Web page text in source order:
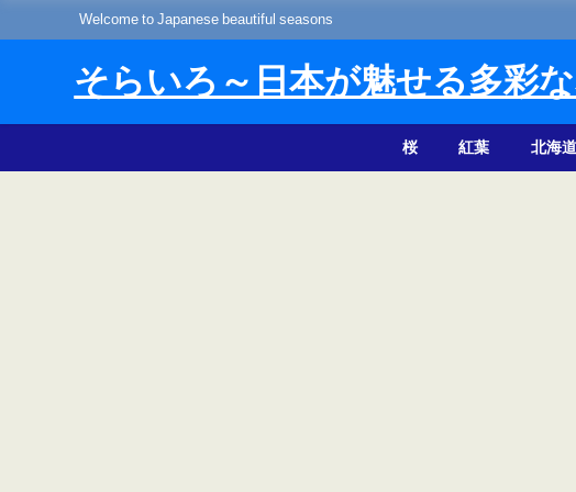
Welcome to Japanese beautiful seasons
そらいろ～日本が魅せる多彩
桜 紅葉 北海道